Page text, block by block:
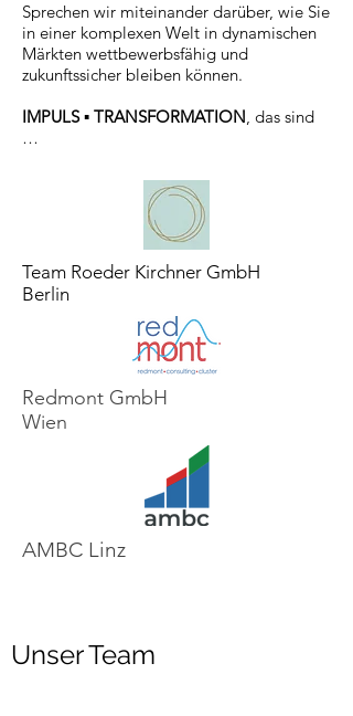
Sprechen wir miteinander darüber, wie Sie
in einer komplexen Welt in dynamischen
Märkten wettbewerbsfähig und
zukunftssicher bleiben können.
IMPULS ▪ TRANSFORMATION, das sind
…
Team Roeder Kirchner GmbH
Berlin
Redmont GmbH
Wien
AMBC Linz
Unser Team